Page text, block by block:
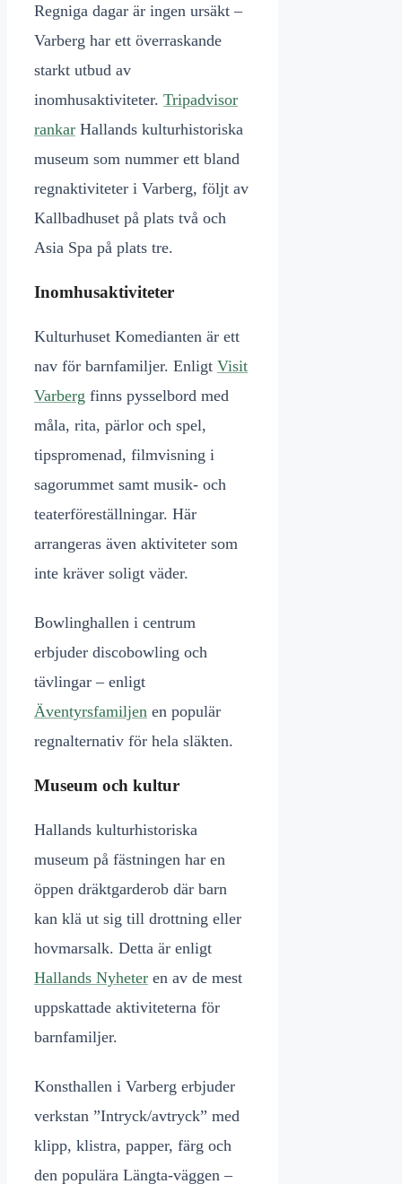
Regniga dagar är ingen ursäkt –
Varberg har ett överraskande
starkt utbud av
inomhusaktiviteter. Tripadvisor
rankar Hallands kulturhistoriska
museum som nummer ett bland
regnaktiviteter i Varberg, följt av
Kallbadhuset på plats två och
Asia Spa på plats tre.
Inomhusaktiviteter
Kulturhuset Komedianten är ett
nav för barnfamiljer. Enligt Visit
Varberg finns pysselbord med
måla, rita, pärlor och spel,
tipspromenad, filmvisning i
sagorummet samt musik- och
teaterföreställningar. Här
arrangeras även aktiviteter som
inte kräver soligt väder.
Bowlinghallen i centrum
erbjuder discobowling och
tävlingar – enligt
Äventyrsfamiljen en populär
regnalternativ för hela släkten.
Museum och kultur
Hallands kulturhistoriska
museum på fästningen har en
öppen dräktgarderob där barn
kan klä ut sig till drottning eller
hovmarsalk. Detta är enligt
Hallands Nyheter en av de mest
uppskattade aktiviteterna för
barnfamiljer.
Konsthallen i Varberg erbjuder
verkstan ”Intryck/avtryck” med
klipp, klistra, papper, färg och
den populära Längta-väggen –